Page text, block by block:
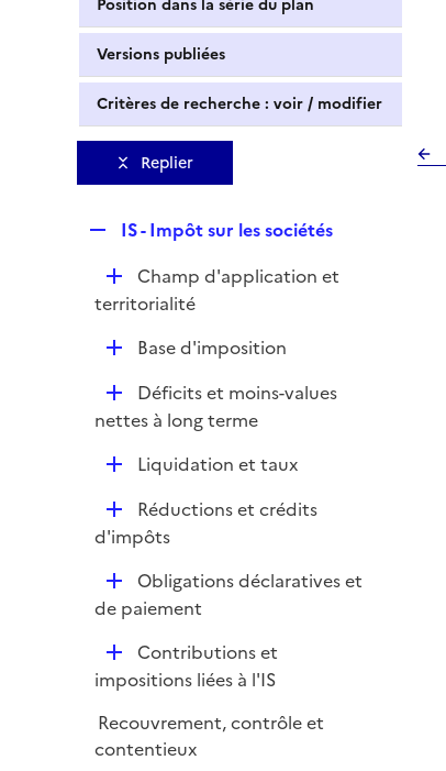
Position dans la série du plan
Versions publiées
Critères de recherche : voir / modifier
Replier
p
l
i
e
r
IS - Impôt sur les sociétés
D
é
r
Champ d'application et
territorialité
D
l
Base d'imposition
D
é
r
Déficits et moins-values
nettes à long terme
D
l
r
Liquidation et taux
D
é
i
Réductions et crédits
d'impôts
D
é
i
r
Obligations déclaratives et
de paiement
D
é
l
i
Contributions et
impositions liées à l'IS
Recouvrement, contrôle et
contentieux